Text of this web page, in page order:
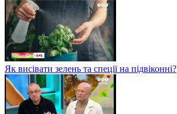
Як висівати зелень та спеції на підвіконні?